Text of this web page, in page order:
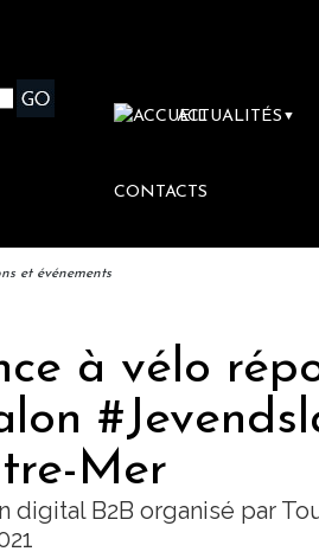
ACTUALITÉS ▼
CONTACTS
et événements
à vélo
Mer
digital B2B organisé par